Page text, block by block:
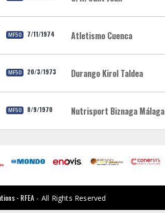
MF50 7/11/1974 Atletismo Cuenca
MF50 20/3/1973 Durango Kirol Taldea
MF50 8/9/1970 Nutrisport Biznaga Málaga
- RFEA - All Rights Reserved